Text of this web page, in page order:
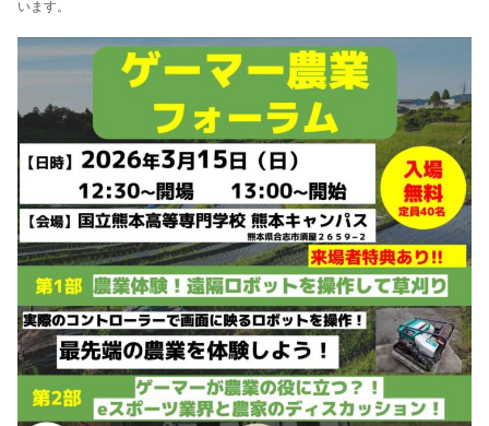
います。